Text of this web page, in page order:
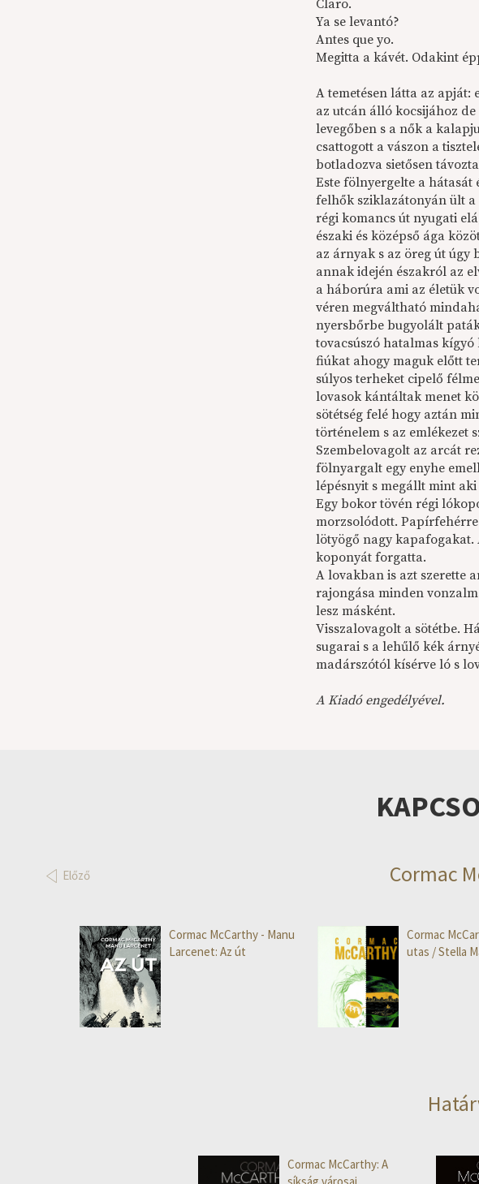
Claro.
Ya se levantó?
Antes que yo.
Megitta a kávét. Odakint
A temetésen látta az apját:
az utcán álló kocsijához
levegőben s a nők a
csattogott a vászon a
botladozva sietősen
Este fölnyergelte a
felhők sziklazátonyán ült
régi komancs út nyugati
északi és középső ága
az árnyak s az öreg út úgy
annak idején északról az
a háborúra ami az életük
véren megváltható
nyersbőrbe bugyolált
tovacsúszó hatalmas
fiúkat ahogy maguk előtt
súlyos terheket cipelő
lovasok kántáltak menet
sötétség felé hogy aztán
történelem s az emlékezet
Szembelovagolt az arcát
fölnyargalt egy enyhe
lépésnyit s megállt mint
Egy bokor tövén régi
morzsolódott.
lötyögő nagy
koponyát forgatta.
A lovakban is azt szerette
rajongása minden
lesz másként.
Visszalovagolt a sötétbe.
sugarai s a lehűlő kék
madárszótól kísérve ló s
A Kiadó engedélyével.
Előző Cormac
Cormac McCarthy - Manu
Larcenet: Az út
Cormac
utas / Stella
Cormac McCarthy: A